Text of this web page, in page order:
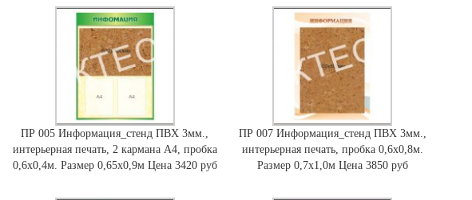
ПР 005 Информация_стенд ПВХ 3мм.,
интерьерная печать, 2 кармана А4, пробка
0,6х0,4м. Размер 0,65х0,9м Цена 3420 руб
ПР 007 Информация_стенд ПВХ 3мм.,
интерьерная печать, пробка 0,6х0,8м.
Размер 0,7х1,0м Цена 3850 руб